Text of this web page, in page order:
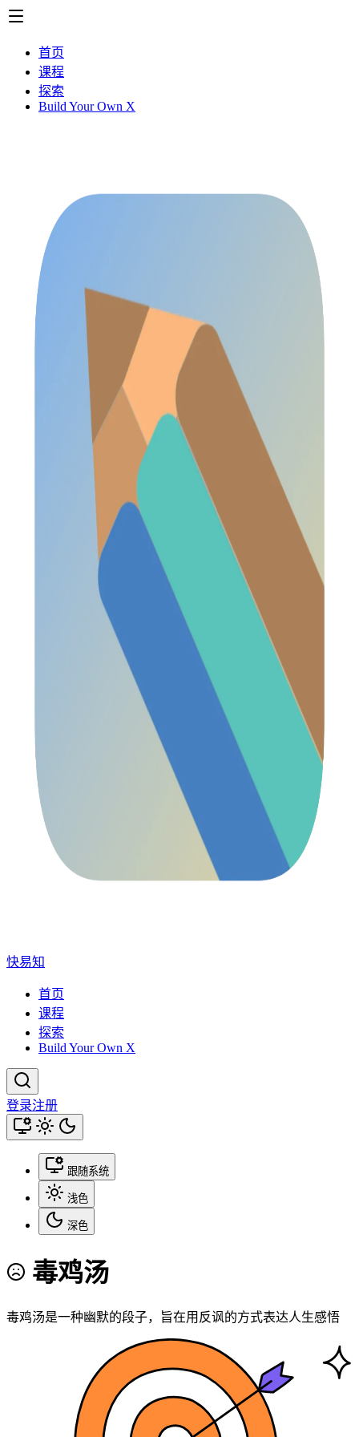
首页
课程
探索
Build Your Own X
快易知
首页
课程
探索
Build Your Own X
登录注册
跟随系统
浅色
深色
毒鸡汤
毒鸡汤是一种幽默的段子，旨在用反讽的方式表达人生感悟